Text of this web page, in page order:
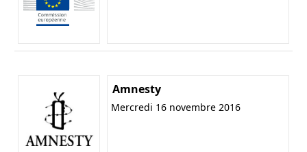
Amnesty
Mercredi 16 novembre 2016